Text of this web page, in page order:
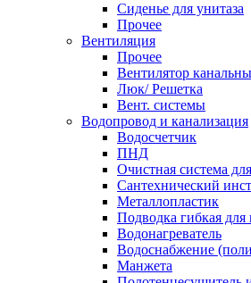
Сиденье для унитаза
Прочее
Вентиляция
Прочее
Вентилятор
Люк/ Решетка
Вент. системы
Водопровод и канализация
Водосчетчик
ПНД
Очистная система
Сантехнический
Металлопластик
Подводка гибкая для
Водонагреватель
Водоснабжение
Манжета